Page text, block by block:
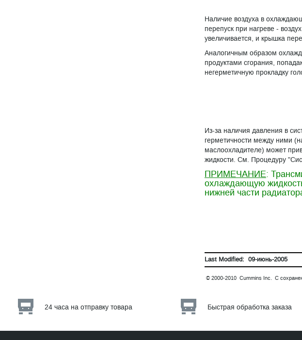
Наличие воздуха в
перепуск при нагреве -
увеличивается, и крышка
Аналогичным образом
продуктами сгорания,
негерметичную прокладку
Из-за наличия давления в
герметичности между ними
маслоохладителе) может
жидкости. См. Процедуру
ПРИМЕЧАНИЕ:
охлаждающую
нижней части
Last Modified: 09-июнь-2005
© 2000-2010 Cummins Inc. С
24 часа на отправку товара Быстрая обработка заказа